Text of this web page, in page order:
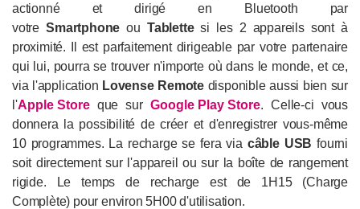
actionné et dirigé en Bluetooth par
votreSmartphoneou Tablettesi les 2 appareils sont à
proximité. Il est parfaitement dirigeable par votre partenaire
qui lui, pourra se trouver n'importe où dans le monde, et ce,
via l'application Lovense Remote disponible aussi bien sur
l'Apple Storeque surGoogle Play Store. Celle-ci vous
donnera la possibilité de créer et d'enregistrer vous-même
10 programmes. La recharge se fera via câble USB fourni
soit directement sur l'appareil ou sur la boîte de rangement
rigide. Le temps de recharge est de 1H15 (Charge
Complète) pour environ 5H00 d'utilisation.